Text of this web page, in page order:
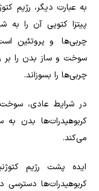
به عبارت دیگر، رژیم
پیتزا کتویی آن را
چربی‌ها و پروتئین
سوخت و ساز بدن را بر
چربی‌ها را بسوزاند.
در شرایط عادی،
کربوهیدرات‌ها بدن به
می‌کند.
ایده پشت رژیم
کربوهیدرات‌ها